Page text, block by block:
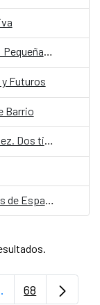
Stop Motion #PorUnPlanetaSostenible: Pequeñas acciones, grandes cambios ¡Únete al reto!
Futuros
Barrio
Inauguración de la muestra “Julio González. Dos tiempos e infinitas reproducciones”
TAB para
Página
68